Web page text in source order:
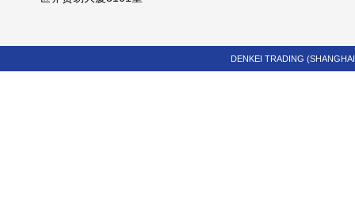
DENKEI TRADING